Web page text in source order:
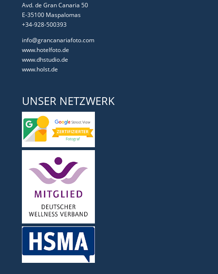
Avd. de Gran Canaria 50
E-35100 Maspalomas
+34-928-500393
info@grancanariafoto.com
www.hotelfoto.de
www.dhstudio.de
www.holst.de
UNSER NETZWERK